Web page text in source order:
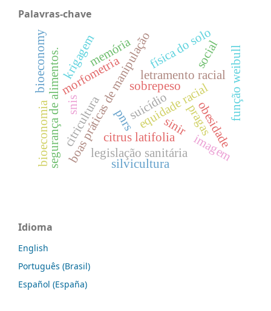
Palavras-chave
equidade racial
letramento racial
boas práticas de manipulação
segurança de alimentos. legislação sanitária
citrus latifolia
citricultura pragas
morfometria função weibull
silvicultura
sobrepeso
obesidade
física do solo
krigagem
bioeconomy
bioeconomia pnrs
snis
sinir
memória
imagem
social
suicídio
Idioma
English
Português (Brasil)
Español (España)